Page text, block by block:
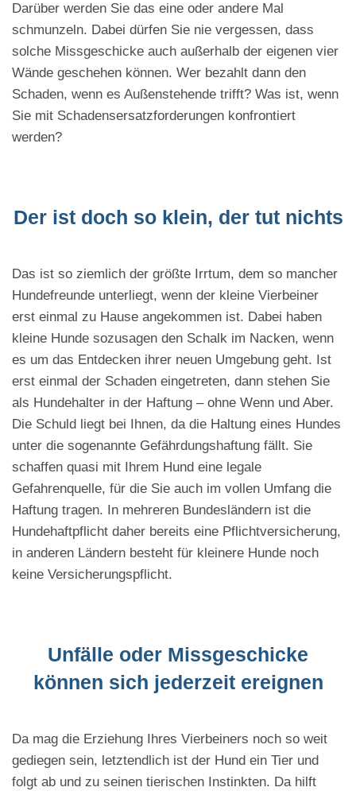
Darüber werden Sie das eine oder andere Mal
schmunzeln. Dabei dürfen Sie nie vergessen, dass
solche Missgeschicke auch außerhalb der eigenen vier
Wände geschehen können. Wer bezahlt dann den
Schaden, wenn es Außenstehende trifft? Was ist, wenn
Sie mit Schadensersatzforderungen konfrontiert
werden?
Der ist doch so klein, der tut nichts
Das ist so ziemlich der größte Irrtum, dem so mancher
Hundefreunde unterliegt, wenn der kleine Vierbeiner
erst einmal zu Hause angekommen ist. Dabei haben
kleine Hunde sozusagen den Schalk im Nacken, wenn
es um das Entdecken ihrer neuen Umgebung geht. Ist
erst einmal der Schaden eingetreten, dann stehen Sie
als Hundehalter in der Haftung – ohne Wenn und Aber.
Die Schuld liegt bei Ihnen, da die Haltung eines Hundes
unter die sogenannte Gefährdungshaftung fällt. Sie
schaffen quasi mit Ihrem Hund eine legale
Gefahrenquelle, für die Sie auch im vollen Umfang die
Haftung tragen. In mehreren Bundesländern ist die
Hundehaftpflicht daher bereits eine Pflichtversicherung,
in anderen Ländern besteht für kleinere Hunde noch
keine Versicherungspflicht.
Unfälle oder Missgeschicke
können sich jederzeit ereignen
Da mag die Erziehung Ihres Vierbeiners noch so weit
gediegen sein, letztendlich ist der Hund ein Tier und
folgt ab und zu seinen tierischen Instinkten. Da hilft